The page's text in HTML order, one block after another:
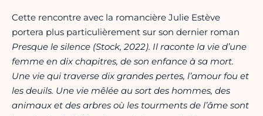
Cette rencontre avec la romancière Julie Estève
portera plus particulièrement sur son dernier roman
Presque le silence (Stock, 2022). Il raconte la vie d’une
femme en dix chapitres, de son enfance à sa mort.
Une vie qui traverse dix grandes pertes, l’amour fou et
les deuils. Une vie mêlée au sort des hommes, des
animaux et des arbres où les tourments de l’âme sont